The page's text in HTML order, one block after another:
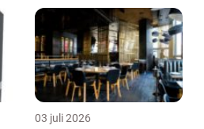
03 juli 2026